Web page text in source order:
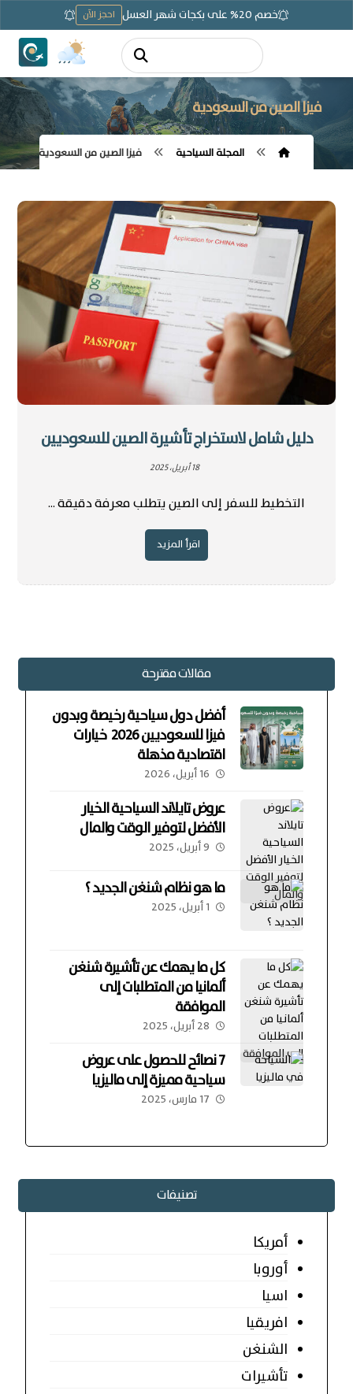
خصم 20% على بكجات شهر العسل احجز الآن
فيزا الصين من السعودية
المجلة السياحية فيزا الصين من السعودية
دليل شامل لاستخراج تأشيرة الصين للسعوديين
18 أبريل، 2025
التخطيط للسفر إلى الصين يتطلب معرفة دقيقة ...
اقرأ المزيد
مقالات مقترحة
أفضل دول سياحية رخيصة وبدون
فيزا للسعوديين 2026 خيارات
اقتصادية مذهلة
16 أبريل، 2026
عروض تايلاند السياحية الخيار
الأفضل لتوفير الوقت والمال
9 أبريل، 2025
ما هو نظام شنغن الجديد ؟
1 أبريل، 2025
كل ما يهمك عن تأشيرة شنغن
ألمانيا من المتطلبات إلى
الموافقة
28 أبريل، 2025
7 نصائح للحصول على عروض
سياحية مميزة إلى ماليزيا
17 مارس، 2025
تصنيفات
أمريكا
أوروبا
اسيا
افريقيا
الشنغن
تأشيرات